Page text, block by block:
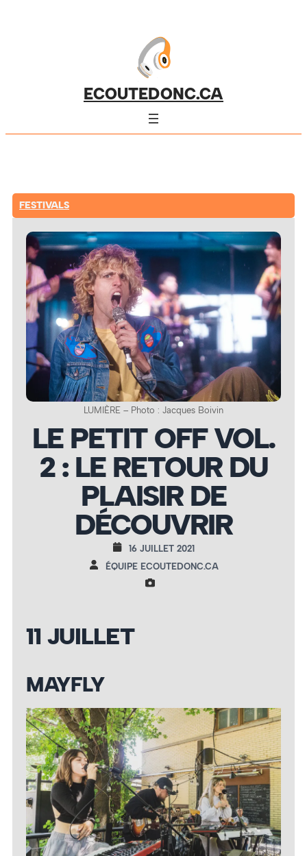
ECOUTEDONC.CA
FESTIVALS
LUMIÈRE – Photo : Jacques Boivin
LE PETIT OFF VOL.
2 : LE RETOUR DU
PLAISIR DE
DÉCOUVRIR
16 JUILLET 2021
ÉQUIPE ECOUTEDONC.CA
11 JUILLET
MAYFLY